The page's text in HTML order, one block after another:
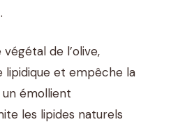
végétal de l’olive,
et empêche la
un émollient
les lipides naturels